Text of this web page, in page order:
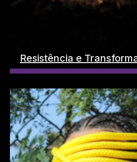
Resistência e